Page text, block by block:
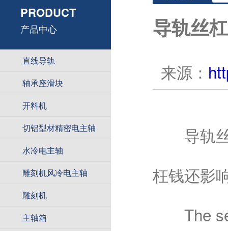
PRODUCT
产品中心
直线导轨
轴承座滑块
开料机
切铝型材精密电主轴
水冷电主轴
雕刻机风冷电主轴
雕刻机
主轴箱
导轨丝
来源：
导轨丝
枉钱还影
The